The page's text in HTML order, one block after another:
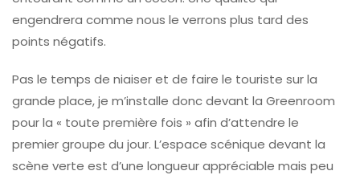
engendrera comme nous le verrons plus tard des
points négatifs.
Pas le temps de niaiser et de faire le touriste sur la
grande place, je m’installe donc devant la Greenroom
pour la « toute première fois » afin d’attendre le
premier groupe du jour. L’espace scénique devant la
scène verte est d’une longueur appréciable mais peu